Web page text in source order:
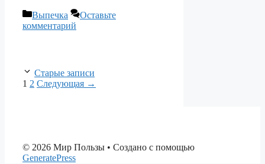
Рубрики
Выпечка
Оставьте
комментарий
Старые записи
Страница
1 Страница
2 Следующая →
© 2026 Мир Пользы • Создано с помощью
GeneratePress